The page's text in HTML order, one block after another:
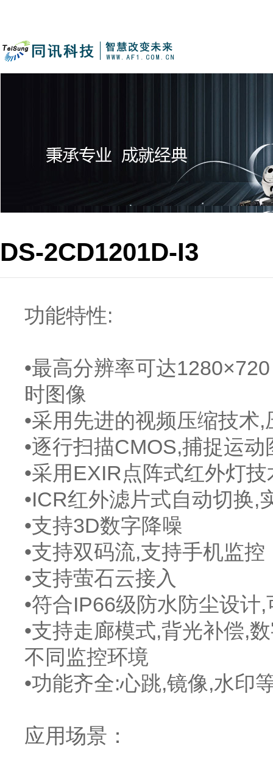
DS-2CD1201D-I3
功能特性:
•最高分辨率可达
时图像
•采用先进的视频压缩技术
•逐行扫描CMOS,捕捉运
•采用EXIR点阵式红外灯
•ICR红外滤片式自动切换,
•支持3D数字降噪
•支持双码流,支持手机监控
•支持萤石云接入
•符合IP66级防水防尘设计
•支持走廊模式,背光补偿,
不同监控环境
•功能齐全:心跳,镜像,水印
应用场景：